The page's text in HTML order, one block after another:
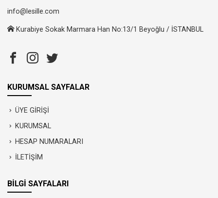
info@lesille.com
Kurabiye Sokak Marmara Han No:13/1 Beyoğlu / İSTANBUL
KURUMSAL SAYFALAR
ÜYE GİRİŞİ
KURUMSAL
HESAP NUMARALARI
İLETİŞİM
BİLGİ SAYFALARI